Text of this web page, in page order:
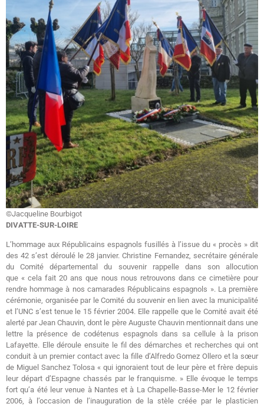
©Jacqueline Bourbigot
DIVATTE-SUR-LOIRE
L’hommage aux Républicains espagnols fusillés à l’issue du « procès » dit
des 42 s’est déroulé le 28 janvier. Christine Fernandez, secrétaire générale
du Comité départemental du souvenir rappelle dans son allocution
que « cela fait 20 ans que nous nous retrouvons dans ce cimetière pour
rendre hommage à nos camarades Républicains espagnols ». La première
cérémonie, organisée par le Comité du souvenir en lien avec la municipalité
et l’UNC s’est tenue le 15 février 2004. Elle rappelle que le Comité avait été
alerté par Jean Chauvin, dont le père Auguste Chauvin mentionnait dans une
lettre la présence de codétenus espagnols dans sa cellule à la prison
Lafayette. Elle déroule ensuite le fil des démarches et recherches qui ont
conduit à un premier contact avec la fille d’Alfredo Gomez Ollero et la sœur
de Miguel Sanchez Tolosa « qui ignoraient tout de leur père et frère depuis
leur départ d’Espagne chassés par le franquisme. » Elle évoque le temps
fort qu’a été leur venue à Nantes et à La Chapelle-Basse-Mer le 12 février
2006, à l’occasion de l’inauguration de la stèle créée par le plasticien